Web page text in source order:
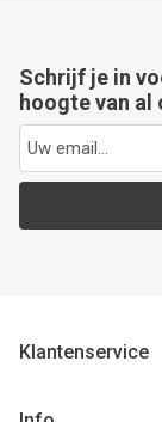
Schrijf je in
hoogte van al
Klantenservice